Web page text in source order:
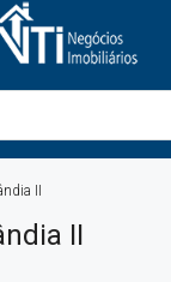
II
II